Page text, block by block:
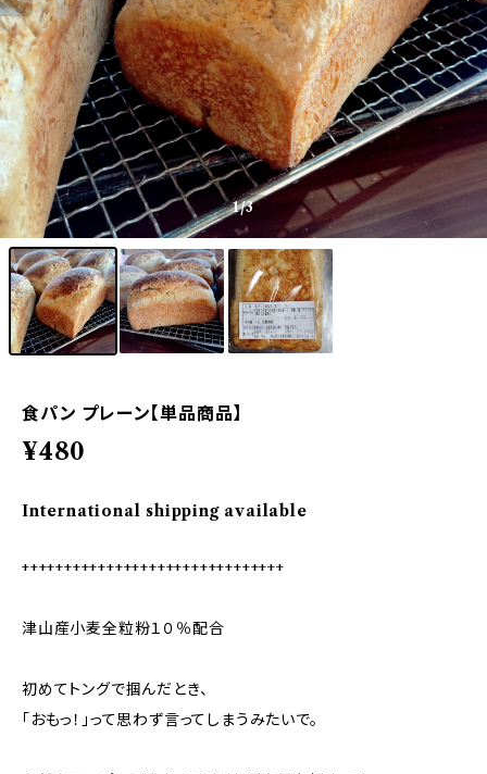
1/3
食パン プレーン【単品商品】
¥480
International shipping available
+++++++++++++++++++++++++++++++
津山産小麦全粒粉１０％配合
初めてトングで掴んだとき、
「おもっ！」って思わず言ってしまうみたいで。